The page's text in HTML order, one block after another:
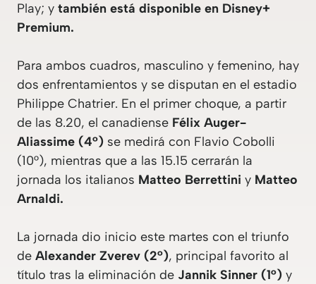
Play; y también está disponible en Disney+
Premium.
Para ambos cuadros, masculino y femenino, hay
dos enfrentamientos y se disputan en el estadio
Philippe Chatrier. En el primer choque, a partir
de las 8.20, el canadiense Félix Auger-
Aliassime (4°) se medirá con Flavio Cobolli
(10°), mientras que a las 15.15 cerrarán la
jornada los italianos Matteo Berrettini y Matteo
Arnaldi.
La jornada dio inicio este martes con el triunfo
de Alexander Zverev (2°), principal favorito al
título tras la eliminación de Jannik Sinner (1°) y